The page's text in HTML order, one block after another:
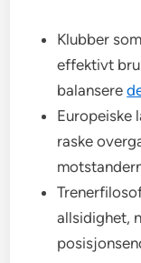
Klubber
effektivt
balansere
Europeiske
raske
allsidighet,